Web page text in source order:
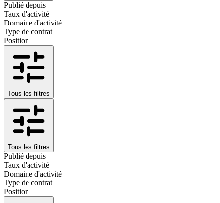
Publié depuis
Taux d'activité
Domaine d'activité
Type de contrat
Position
Tous les filtres
Tous les filtres
Publié depuis
Taux d'activité
Domaine d'activité
Type de contrat
Position